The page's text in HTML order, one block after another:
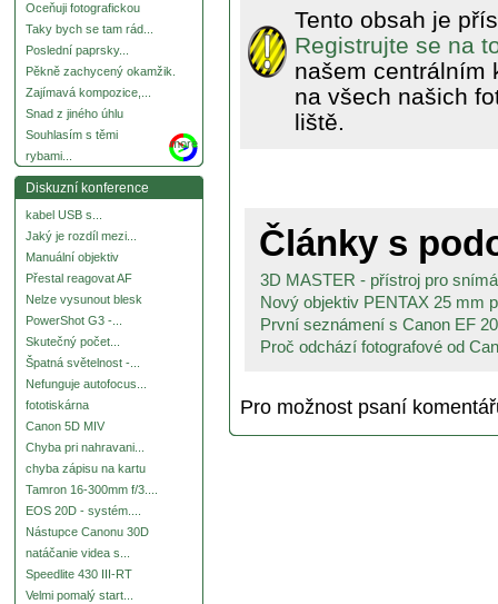
Oceňuji fotografickou
Taky bych se tam rád...
Poslední paprsky...
Pěkně zachycený okamžik.
Zajímavá kompozice,...
Snad z jiného úhlu
Souhlasím s těmi
rybami...
more
Diskuzní konference
kabel USB s...
Jaký je rozdíl mezi...
Manuální objektiv
Přestal reagovat AF
Nelze vysunout blesk
PowerShot G3 -...
Skutečný počet...
Špatná světelnost -...
Nefunguje autofocus...
fototiskárna
Canon 5D MIV
Chyba pri nahravani...
chyba zápisu na kartu
Tamron 16-300mm f/3....
EOS 20D - systém....
Nástupce Canonu 30D
natáčanie videa s...
Speedlite 430 III-RT
Velmi pomalý start...
Tento obsah je
Registrujte se na
našem centrálním
na všech našich
liště.
Články s
3D MASTER - přístroj pro
Nový objektiv PENTAX 25 mm
První seznámení s Canon EF
Proč odchází fotografové od
Pro možnost psaní